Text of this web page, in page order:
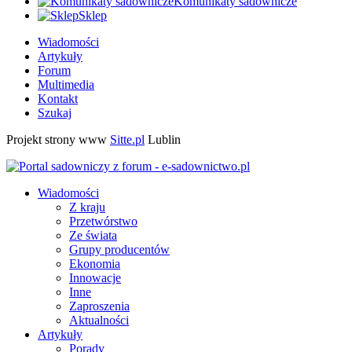
Sklep
Wiadomości
Artykuły
Forum
Multimedia
Kontakt
Szukaj
Projekt strony www Sitte.pl Lublin
Wiadomości
Z kraju
Przetwórstwo
Ze świata
Grupy producentów
Ekonomia
Innowacje
Inne
Zaproszenia
Aktualności
Artykuły
Porady